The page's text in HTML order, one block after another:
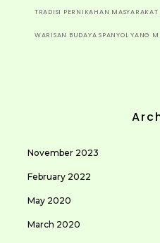
TRADISI PERNIKAHAN
WARISAN BUDAYA SPANYOL YANG
November 2023
February 2022
May 2020
March 2020